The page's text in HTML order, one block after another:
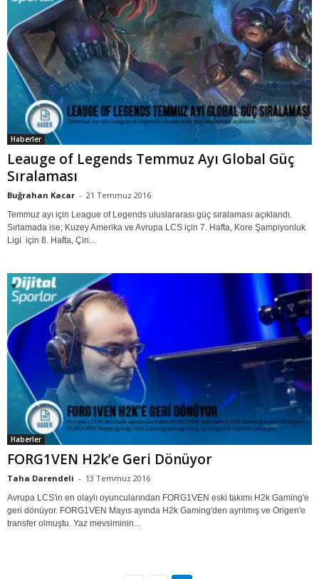
Haberler
Leauge of Legends Temmuz Ayı Global Güç
Sıralaması
Buğrahan Kacar - 21 Temmuz 2016
Temmuz ayı için League of Legends uluslararası güç sıralaması açıklandı.
Sırlamada ise; Kuzey Amerika ve Avrupa LCS için 7. Hafta, Kore Şampiyonluk
Ligi için 8. Hafta, Çin...
Haberler
FORG1VEN H2k’e Geri Dönüyor
Taha Darendeli - 13 Temmuz 2016
Avrupa LCS'in en olaylı oyuncularından FORG1VEN eski takımı H2k Gaming'e
geri dönüyor. FORG1VEN Mayıs ayında H2k Gaming'den ayrılmış ve Origen'e
transfer olmuştu. Yaz mevsiminin...